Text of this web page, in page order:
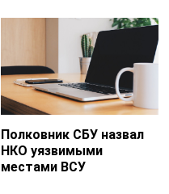
Полковник СБУ назвал
НКО уязвимыми
местами ВСУ